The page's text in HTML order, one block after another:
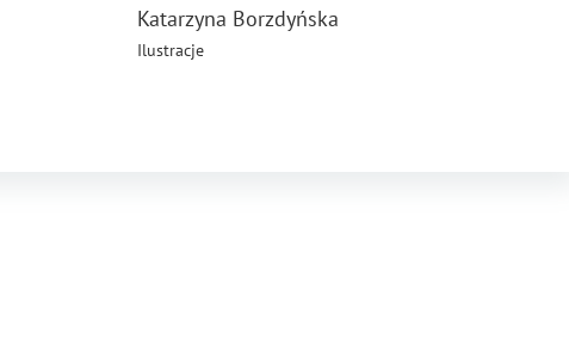
dla dzieci, które zacząłem pisać dla syna,
rodziny itd.. Syn słucha tych bajek
Katarzyna Borzdyńska
Ilustracje